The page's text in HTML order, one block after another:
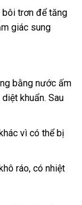
bôi trơn tư
vấn
để tăng
giác sung
bằng nước ấm
khuẩnonline
. Sau
vì đại
có thể bị
ráođịa
, có nhiệt